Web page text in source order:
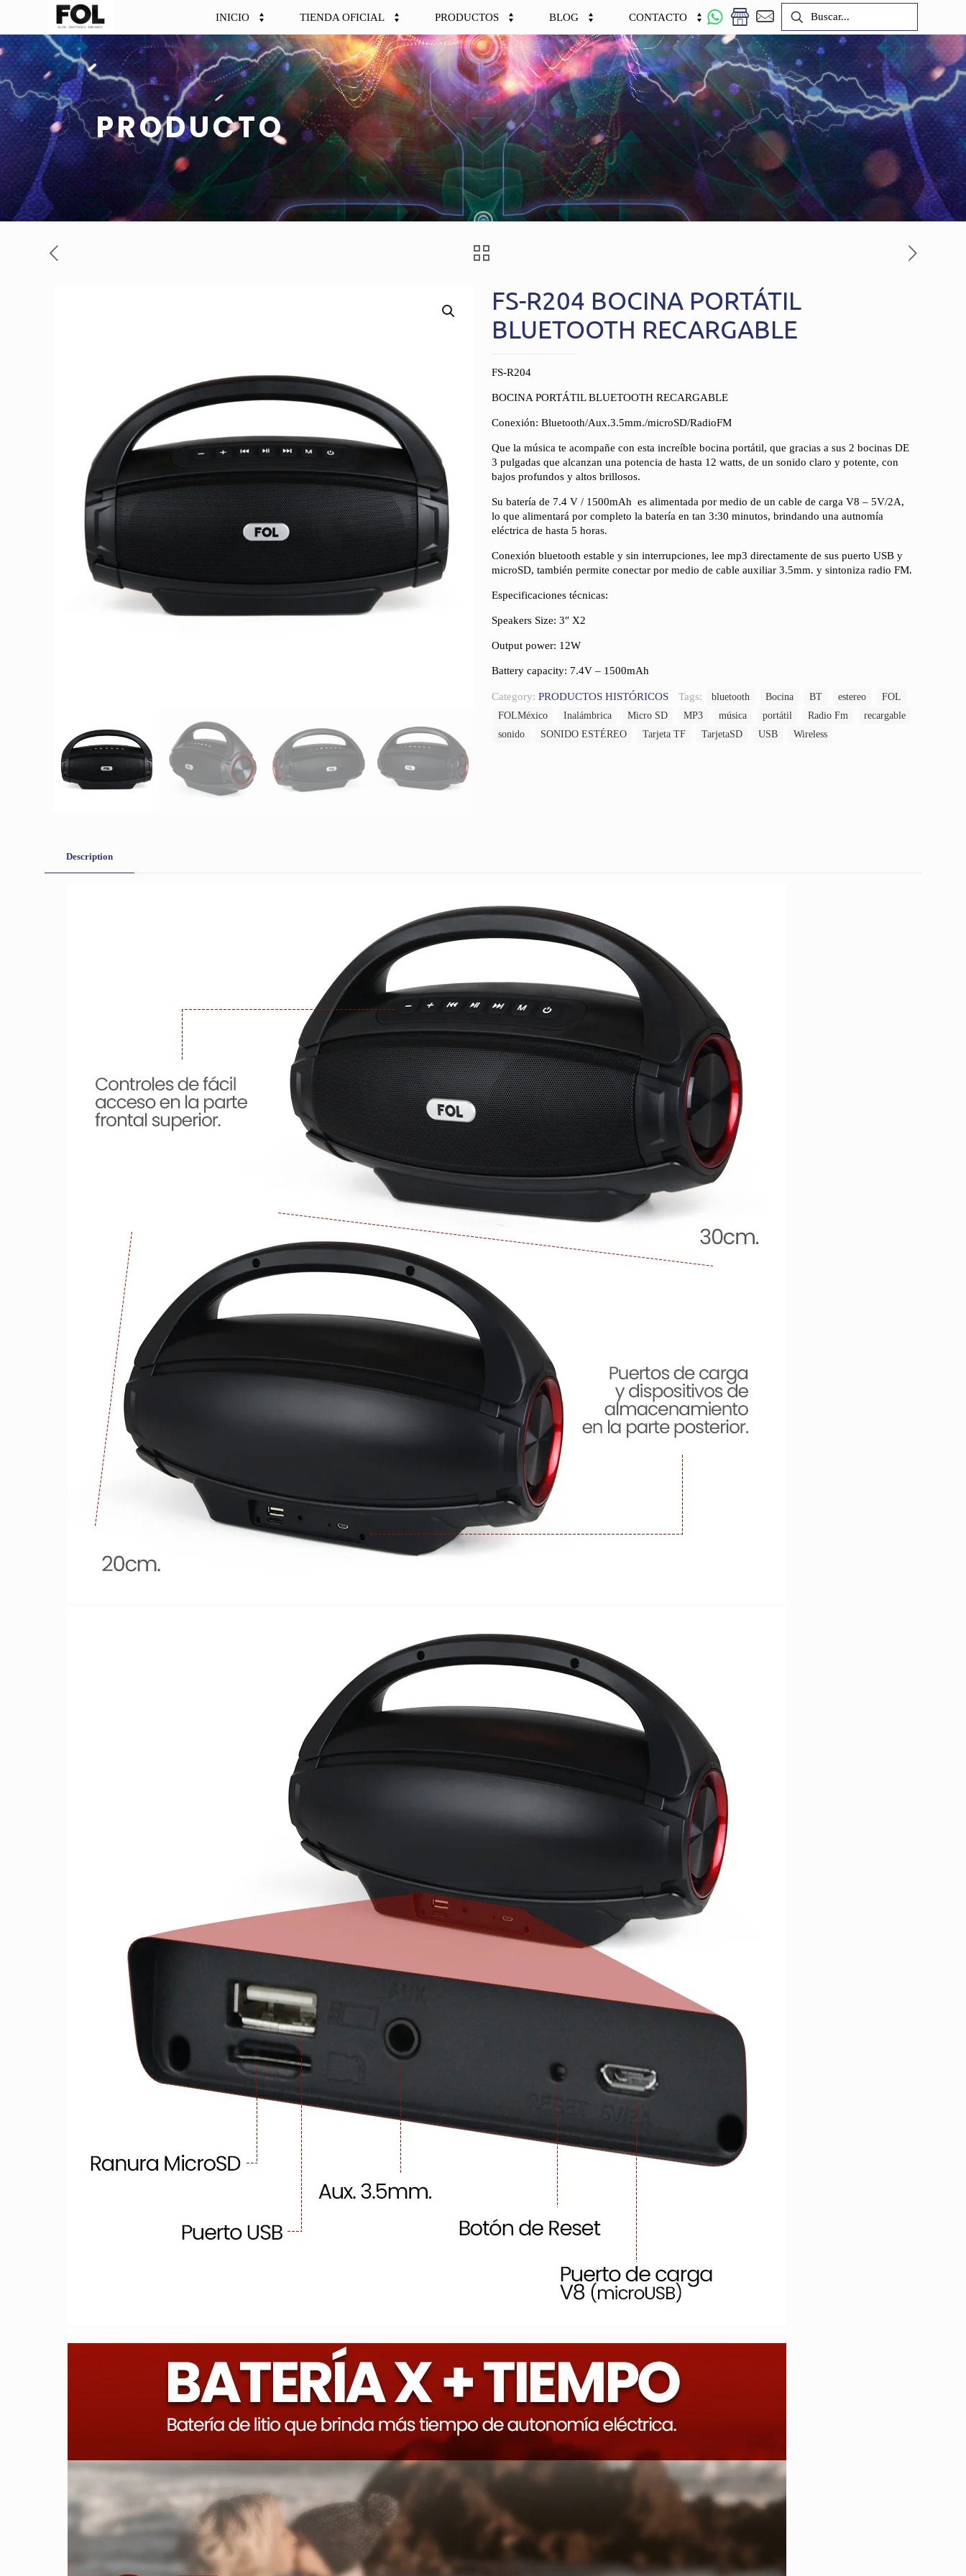
INICIO TIENDA OFICIAL PRODUCTOS BLOG CONTACTO
PRODUCTO
FS-R204 BOCINA PORTÁTIL
BLUETOOTH RECARGABLE
FS-R204
BOCINA PORTÁTIL BLUETOOTH RECARGABLE
Conexión: Bluetooth/Aux.3.5mm./microSD/RadioFM
Que la música te acompañe con esta increíble bocina portátil, que gracias a sus 2 bocinas DE
3 pulgadas que alcanzan una potencia de hasta 12 watts, de un sonido claro y potente, con
bajos profundos y altos brillosos.
Su batería de 7.4 V / 1500mAh es alimentada por medio de un cable de carga V8 – 5V/2A,
lo que alimentará por completo la batería en tan 3:30 minutos, brindando una autnomía
eléctrica de hasta 5 horas.
Conexión bluetooth estable y sin interrupciones, lee mp3 directamente de sus puerto USB y
microSD, también permite conectar por medio de cable auxiliar 3.5mm. y sintoniza radio FM.
Especificaciones técnicas:
Speakers Size: 3″ X2
Output power: 12W
Battery capacity: 7.4V – 1500mAh
Category: PRODUCTOS HISTÓRICOS Tags: bluetooth Bocina BT estereo
FOL
FOLMéxico
Inalámbrica Micro SD MP3 música portátil Radio Fm
recargable
sonido
SONIDO ESTÉREO Tarjeta TF TarjetaSD USB Wireless
Description